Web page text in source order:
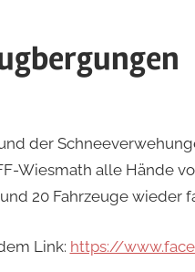
der
Wiesmath alle Hände
20 Fahrzeuge wieder
Link: https://